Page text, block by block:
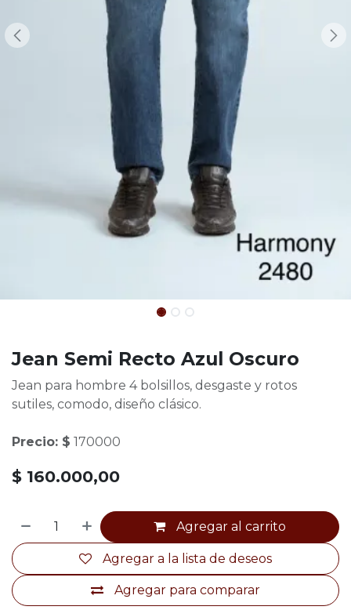
Jean Semi Recto Azul Oscuro
Jean para hombre 4 bolsillos, desgaste y rotos
sutiles, comodo, diseño clásico.
Precio: $ 170000
$ 160.000,00
Agregar al carrito
Agregar para comparar
Agregar a la lista de deseos